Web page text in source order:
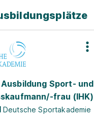
Ausbildung Sport- und
frau (IHK)
Deutsche Sportakademie